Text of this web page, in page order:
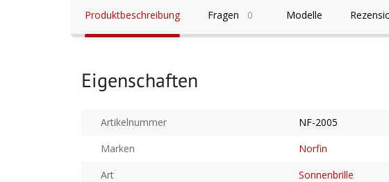
Produktbeschreibung Fragen 0 Modelle
Eigenschaften
Artikelnummer
NF-2005
Marken
Norfin
Art
Sonnenbrille